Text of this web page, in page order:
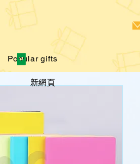
Popular gifts
新網頁